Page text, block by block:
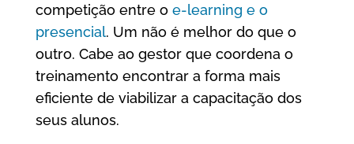
competição entre o e-learning e o
presencial. Um não é melhor do que o
outro. Cabe ao gestor que coordena o
treinamento encontrar a forma mais
eficiente de viabilizar a capacitação dos
seus alunos.